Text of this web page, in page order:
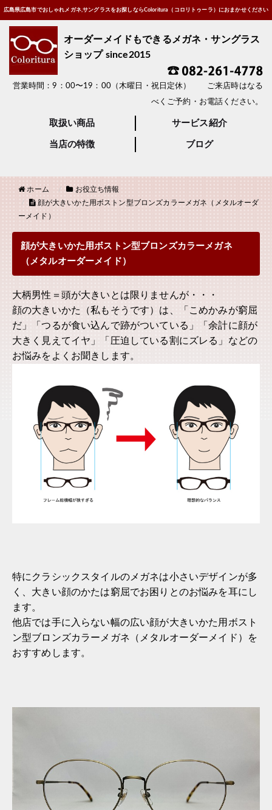
広島県広島市でおしゃれメガネ,サングラスをお探しならColoritura（コロリトゥーラ）におまかせください
オーダーメイドもできるメガネ・サングラス
ショップ since2015
営業時間：9：00〜19：00（木曜日・祝日定休） ご来店時はなる
べくご予約・お電話ください。
取扱い商品 サービス紹介
当店の特徴 ブログ
ホーム
お役立ち情報
顔が大きいかた用ボストン型ブロンズカラーメガネ（メタルオーダ
ーメイド）
顔が大きいかた用ボストン型ブロンズカラーメガネ
（メタルオーダーメイド）
大柄男性＝頭が大きいとは限りませんが・・・
顔の大きいかた（私もそうです）は、「こめかみが窮屈
だ」「つるが食い込んで跡がついている」「余計に顔が
大きく見えてイヤ」「圧迫している割にズレる」などの
お悩みをよくお聞きします。
特にクラシックスタイルのメガネは小さいデザインが多
く、大きい顔のかたは窮屈でお困りとのお悩みを耳にし
ます。
他店では手に入らない幅の広い顔が大きいかた用ボスト
ン型ブロンズカラーメガネ（メタルオーダーメイド）を
おすすめします。